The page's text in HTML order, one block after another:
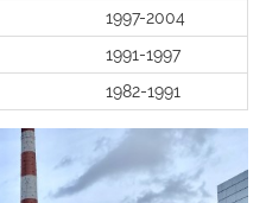
1997-2004
1991-1997
1982-1991